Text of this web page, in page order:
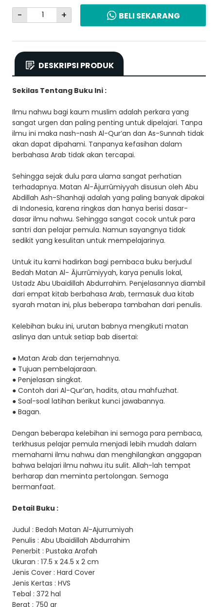
- + BELI SEKARANG
DESKRIPSI PRODUK
Sekilas Tentang Buku Ini :
Ilmu nahwu bagi kaum muslim adalah perkara yang
sangat urgen dan paling penting untuk dipelajari. Tanpa
ilmu ini maka nash-nash Al-Qur’an dan As-Sunnah tidak
akan dapat dipahami. Tanpanya kefasihan dalam
berbahasa Arab tidak akan tercapai.
Sehingga sejak dulu para ulama sangat perhatian
terhadapnya. Matan Al-Âjurrûmiyyah disusun oleh Abu
Abdillah Ash-Shanhaji adalah yang paling banyak dipakai
di Indonesia, karena ringkas dan hanya berisi dasar-
dasar ilmu nahwu. Sehingga sangat cocok untuk para
santri dan pelajar pemula. Namun sayangnya tidak
sedikit yang kesulitan untuk mempelajarinya.
Untuk itu kami hadirkan bagi pembaca buku berjudul
Bedah Matan Al- Âjurrûmiyyah, karya penulis lokal,
Ustadz Abu Ubaidillah Abdurrahim. Penjelasannya diambil
dari empat kitab berbahasa Arab, termasuk dua kitab
syarah matan ini, plus beberapa tambahan dari penulis.
Kelebihan buku ini, urutan babnya mengikuti matan
aslinya dan untuk setiap bab disertai:
● Matan Arab dan terjemahnya.
● Tujuan pembelajaraan.
● Penjelasan singkat.
● Contoh dari Al-Qur’an, hadits, atau mahfuzhat.
● Soal-soal latihan berikut kunci jawabannya.
● Bagan.
Dengan beberapa kelebihan ini semoga para pembaca,
terkhusus pelajar pemula menjadi lebih mudah dalam
memahami ilmu nahwu dan menghilangkan anggapan
bahwa belajari ilmu nahwu itu sulit. Allah-lah tempat
berharap dan meminta pertolongan. Semoga
bermanfaat.
Detail Buku :
Judul : Bedah Matan Al-Ajurrumiyah
Penulis : Abu Ubaidillah Abdurrahim
Penerbit : Pustaka Arafah
Ukuran : 17.5 x 24.5 x 2 cm
Jenis Cover : Hard Cover
Jenis Kertas : HVS
Tebal : 372 hal
Berat : 750 gr